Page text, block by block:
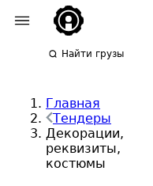
Найти грузы
Главная
Тендеры
Декорации,
реквизиты,
костюмы